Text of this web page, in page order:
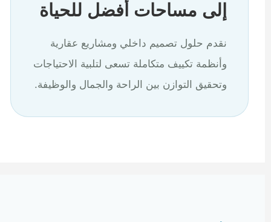
إلى مساحات أفضل للحياة
نقدم حلول تصميم داخلي ومشاريع عقارية
وأنظمة تكييف متكاملة تسعى لتلبية الاحتياجات
وتحقيق التوازن بين الراحة والجمال والوظيفة.